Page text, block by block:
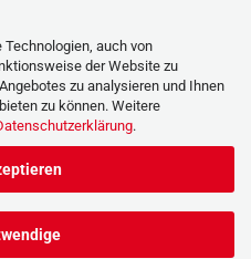
auch von
der Website zu
zu analysieren und Ihnen
zu können. Weitere
.